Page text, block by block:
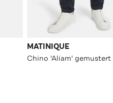
MATINIQUE
Chino 'Aliam' gemustert